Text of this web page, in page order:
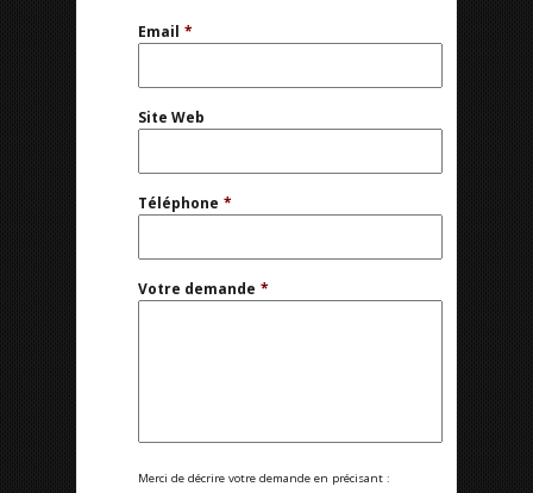
Email *
Site Web
Téléphone *
Votre demande *
Merci de décrire votre demande en précisant :